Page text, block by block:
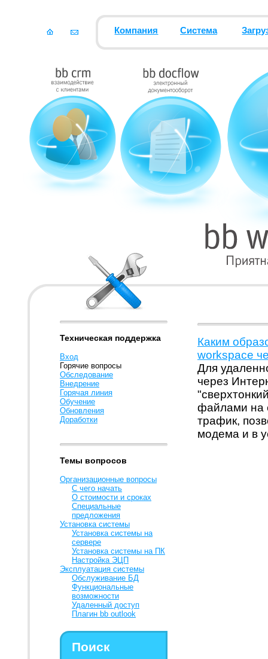
Компания Система
Техническая поддержка
Вход
Горячие вопросы
Обследование
Внедрение
Горячая линия
Обучение
Обновления
Доработки
Темы вопросов
Организационные вопросы
С чего начать
О стоимости и сроках
Специальные
предложения
Установка системы
Установка системы на
сервере
Установка системы на ПК
Настройка ЭЦП
Эксплуатация системы
Обслуживание БД
Функциональные
возможности
Удаленный доступ
Плагин bb outlook
Поиск
Каким
workspace
Для
через
файлами на
трафик,
модема и в